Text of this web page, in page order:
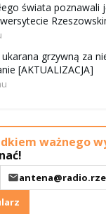
świata poznawali
ukarana grzywną za
[AKTUALIZACJA]
ważnego